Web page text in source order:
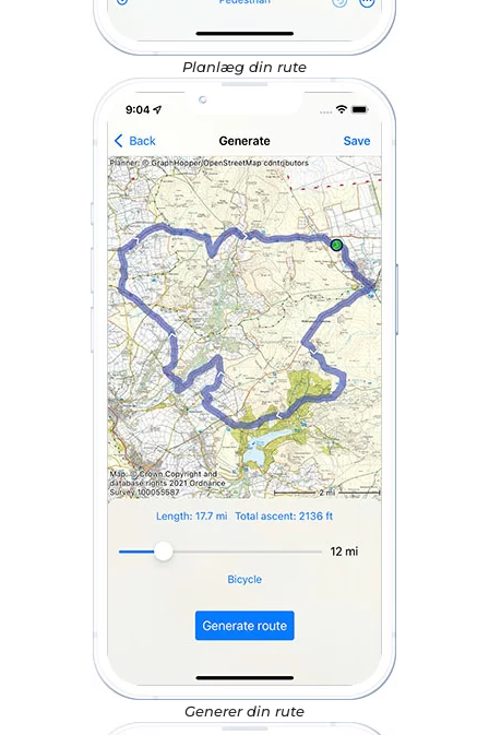
Planlæg din rute
Generer din rute